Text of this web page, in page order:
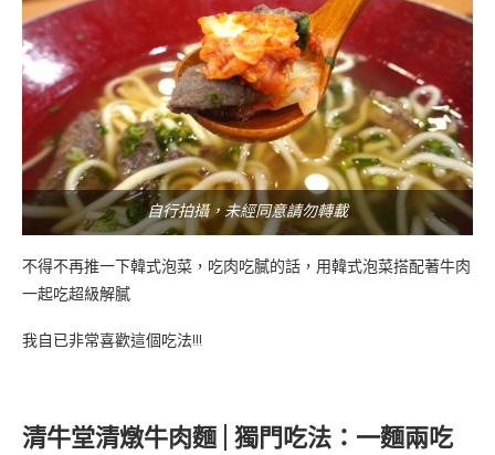
自行拍攝，未經同意請勿轉載
不得不再推一下韓式泡菜，吃肉吃膩的話，用韓式泡菜搭配著牛肉
一起吃超級解膩
我自已非常喜歡這個吃法!!!
清牛堂清燉牛肉麵 | 獨門吃法：一麵兩吃